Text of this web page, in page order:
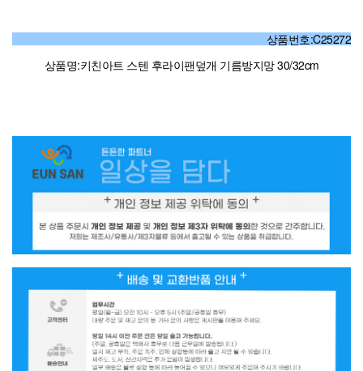
상품번호:C25272
상품명:키친아트 스텐 후라이팬덮개 기름방지망 30/32cm